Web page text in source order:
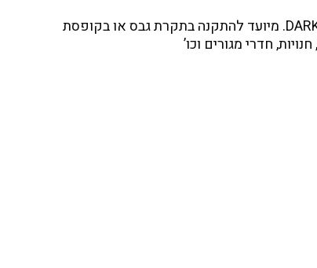
גוף תאורה שקוע עגול DARK LIGHT. מיועד להתקנה בתקרת גבס או בקופסת
חדרי מגורים וכו’